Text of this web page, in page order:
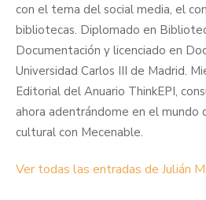
con el tema del social media, el
bibliotecas. Diplomado en
Documentación y licenciado en
Universidad Carlos III de Madrid.
Editorial del Anuario ThinkEPI,
ahora adentrándome en el mundo
cultural con Mecenable.
Ver todas las entradas de Julián